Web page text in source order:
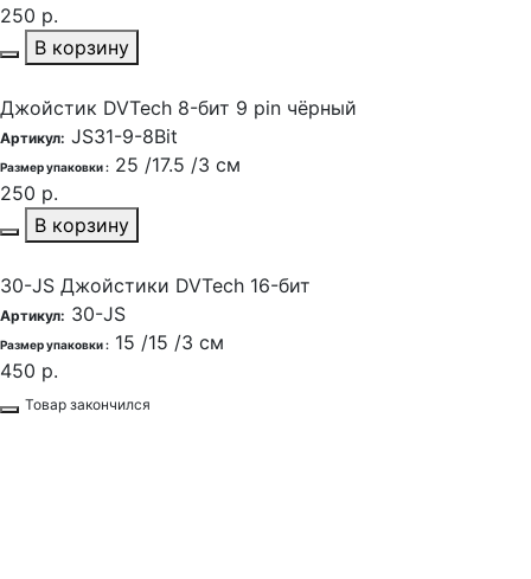
250 р.
В корзину
Джойстик DVTech 8-бит 9 pin чёрный
Артикул: JS31-9-8Bit
Размер упаковки : 25 /17.5 /3 см
250 р.
В корзину
30-JS Джойстики DVTech 16-бит
Артикул: 30-JS
Размер упаковки : 15 /15 /3 см
450 р.
Товар закончился